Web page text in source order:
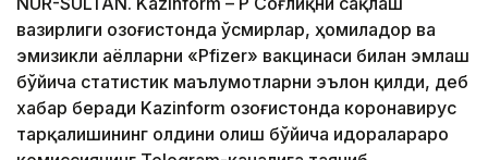
вазирлиги Қозоғистонда ўсмирлар, ҳомиладор ва
эмизикли аёлларни «Pfizer» вакцинаси билан эмлаш
бўйича статистик маълумотларни эълон қилди, деб
хабар беради Kazinform Қозоғистонда коронавирус
тарқалишининг олдини олиш бўйича идоралараро